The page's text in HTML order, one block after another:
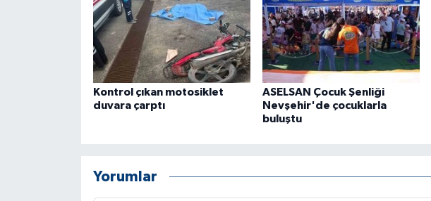
Kontrol çıkan motosiklet
duvara çarptı
ASELSAN Çocuk Şenliği
Nevşehir'de çocuklarla
buluştu
Yorumlar